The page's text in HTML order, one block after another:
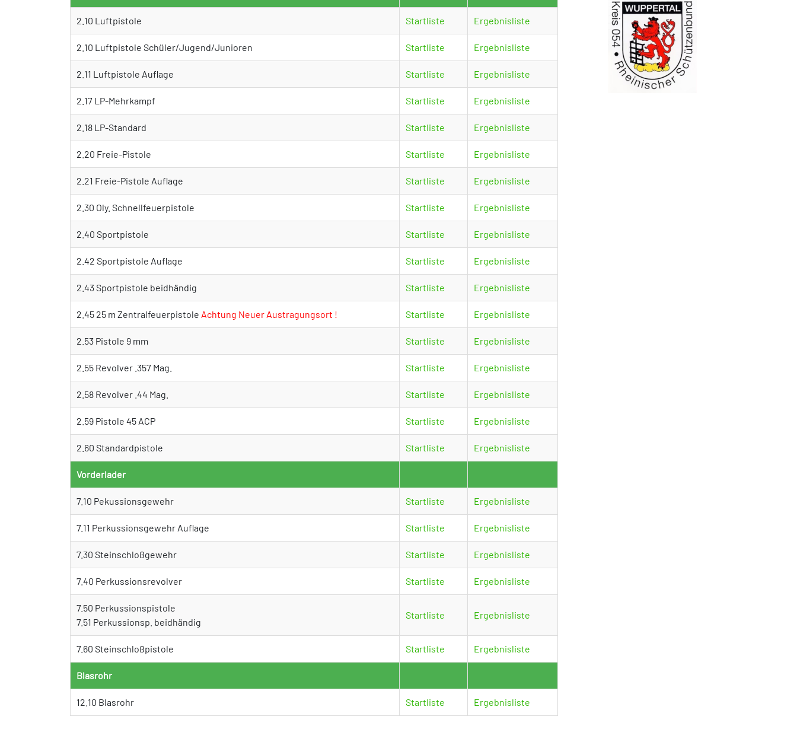
2.10 Luftpistole Startliste Ergebnisliste
2.10 Luftpistole Schüler/Jugend/Junioren Startliste Ergebnisliste
2.11 Luftpistole Auflage Startliste Ergebnisliste
2.17 LP-Mehrkampf Startliste Ergebnisliste
2.18 LP-Standard Startliste Ergebnisliste
2.20 Freie-Pistole Startliste Ergebnisliste
2.21 Freie-Pistole Auflage Startliste Ergebnisliste
2.30 Oly. Schnellfeuerpistole Startliste Ergebnisliste
2.40 Sportpistole Startliste Ergebnisliste
2.42 Sportpistole Auflage Startliste Ergebnisliste
2.43 Sportpistole beidhändig Startliste Ergebnisliste
2.45 25 m Zentralfeuerpistole Achtung Neuer Austragungsort ! Startliste Ergebnisliste
2.53 Pistole 9 mm Startliste Ergebnisliste
2.55 Revolver .357 Mag. Startliste Ergebnisliste
2.58 Revolver .44 Mag. Startliste Ergebnisliste
2.59 Pistole 45 ACP Startliste Ergebnisliste
2.60 Standardpistole Startliste Ergebnisliste
Vorderlader
7.10 Pekussionsgewehr Startliste Ergebnisliste
7.11 Perkussionsgewehr Auflage Startliste Ergebnisliste
7.30 Steinschloßgewehr Startliste Ergebnisliste
7.40 Perkussionsrevolver Startliste Ergebnisliste
7.50 Perkussionspistole
7.51 Perkussionsp. beidhändig
Startliste Ergebnisliste
7.60 Steinschloßpistole Startliste Ergebnisliste
Blasrohr
12.10 Blasrohr Startliste Ergebnisliste